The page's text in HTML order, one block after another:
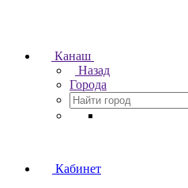
Канаш
Назад
Города
Кабинет